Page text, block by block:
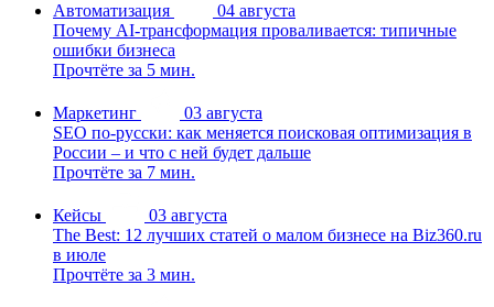
Автоматизация
04 августа
Почему AI-трансформация проваливается: типичные
ошибки бизнеса
Прочтёте за 5 мин.
Маркетинг
03 августа
SEO по-русски: как меняется поисковая оптимизация в
России – и что с ней будет дальше
Прочтёте за 7 мин.
Кейсы
03 августа
The Best: 12 лучших статей о малом бизнесе на Biz360.ru
в июле
Прочтёте за 3 мин.